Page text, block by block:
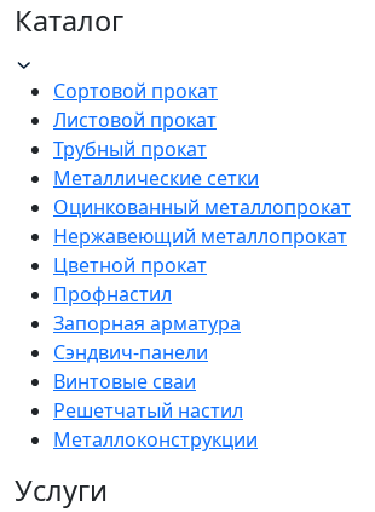
Каталог
Сортовой прокат
Листовой прокат
Трубный прокат
Металлические сетки
Оцинкованный металлопрокат
Нержавеющий металлопрокат
Цветной прокат
Профнастил
Запорная арматура
Сэндвич-панели
Винтовые сваи
Решетчатый настил
Металлоконструкции
Услуги